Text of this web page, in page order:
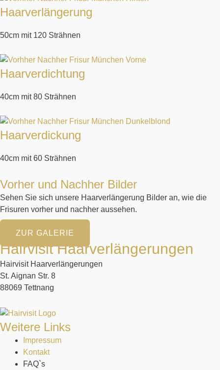
Haarverlängerung
50cm mit 120 Strähnen
Haarverdichtung
40cm mit 80 Strähnen
Haarverdickung
40cm mit 60 Strähnen
Vorher und Nachher Bilder
Sehen Sie sich unsere Haarverlängerung Bilder an, wie die
Frisuren vorher und nachher aussehen.
ZUR GALERIE
Hairvisit Haarverlängerungen
Hairvisit Haarverlängerungen
St. Aignan Str. 8
88069 Tettnang
Weitere Links
Impressum
Kontakt
FAQ`s